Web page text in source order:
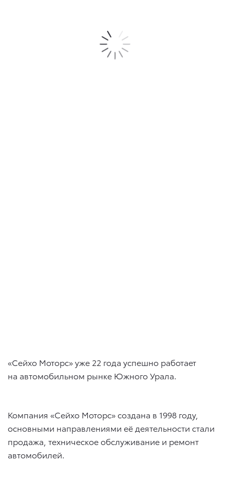
«Сейхо Моторс» уже 22 года успешно работает
на автомобильном рынке Южного Урала.
Компания «Сейхо Моторс» создана в 1998 году,
основными направлениями её деятельности стали
продажа, техническое обслуживание и ремонт
автомобилей.